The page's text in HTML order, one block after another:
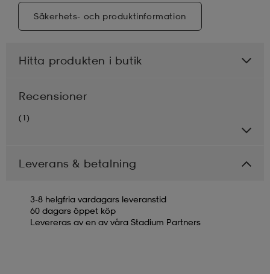
Säkerhets- och produktinformation
Hitta produkten i butik
Recensioner
(1)
Leverans & betalning
3-8 helgfria vardagars leveranstid
60 dagars öppet köp
Levereras av en av våra Stadium Partners